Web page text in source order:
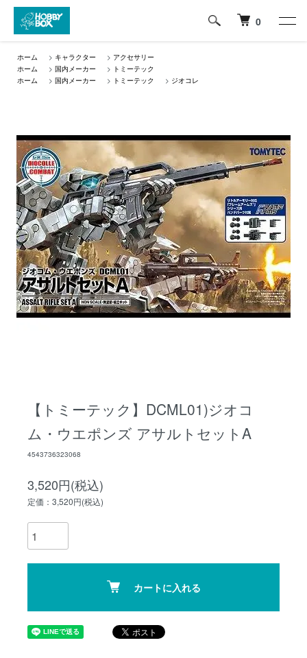
0
ホーム > キャラクター > アクセサリー
ホーム
> 国内メーカー > トミーテック
ホーム
> 国内メーカー > トミーテック > ジオコレ
【トミーテック】DCML01)ジオコ
ム・ウエポンズ アサルトセットA
4543736323068
3,520円(税込)
定価：3,520円(税込)
カートに入れる